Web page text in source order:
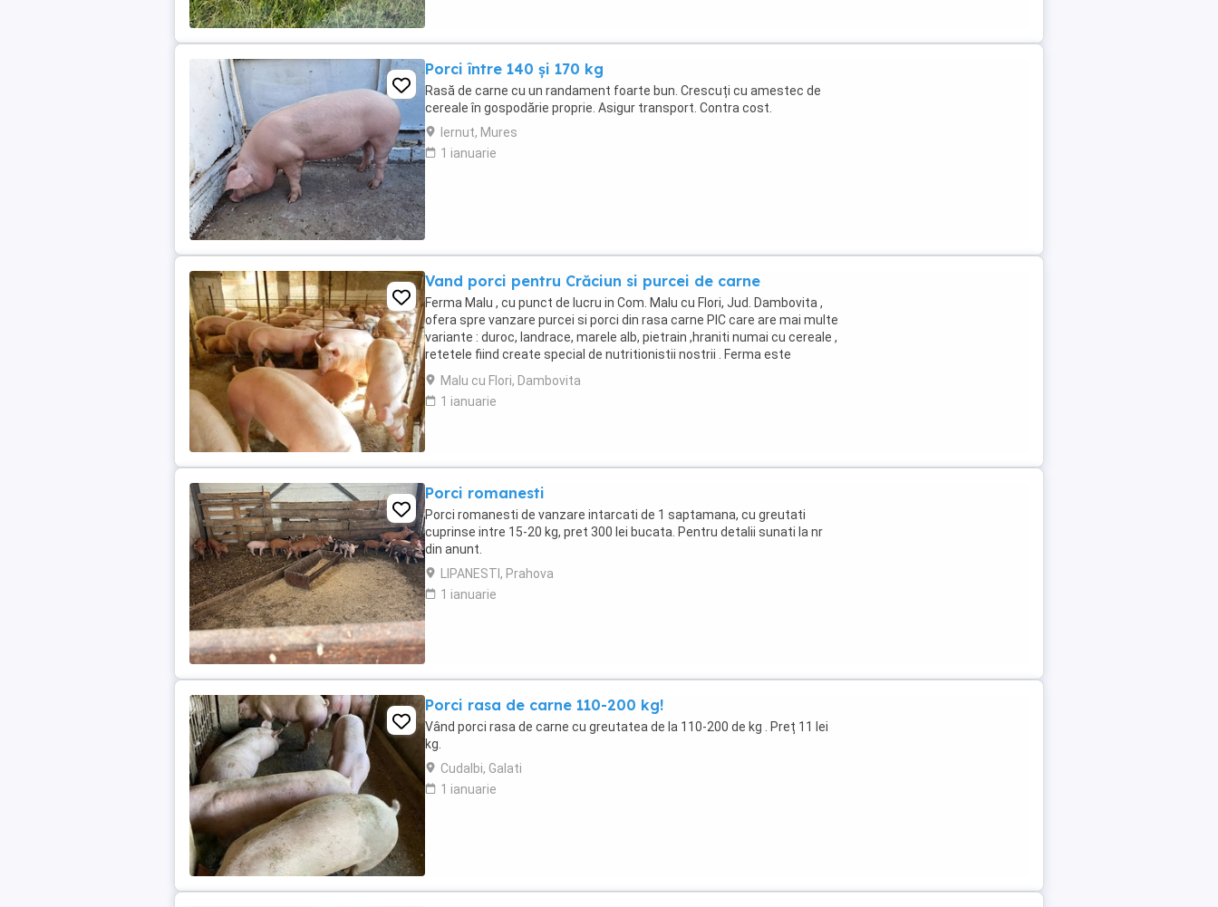
Porci între 140 și 170 kg
Rasă de carne cu un randament foarte bun. Crescuți cu amestec de
cereale în gospodărie proprie. Asigur transport. Contra cost.
Iernut, Mures
1 ianuarie
Vand porci pentru Crăciun si purcei de carne
Ferma Malu , cu punct de lucru in Com. Malu cu Flori, Jud. Dambovita ,
ofera spre vanzare purcei si porci din rasa carne PIC care are mai multe
variante : duroc, landrace, marele alb, pietrain ,hraniti numai cu cereale ,
retetele fiind create special de nutritionistii nostrii . Ferma este
autorizata ...
Malu cu Flori, Dambovita
1 ianuarie
Porci romanesti
Porci romanesti de vanzare intarcati de 1 saptamana, cu greutati
cuprinse intre 15-20 kg, pret 300 lei bucata. Pentru detalii sunati la nr
din anunt.
LIPANESTI, Prahova
1 ianuarie
Porci rasa de carne 110-200 kg!
Vând porci rasa de carne cu greutatea de la 110-200 de kg . Preț 11 lei
kg.
Cudalbi, Galati
1 ianuarie